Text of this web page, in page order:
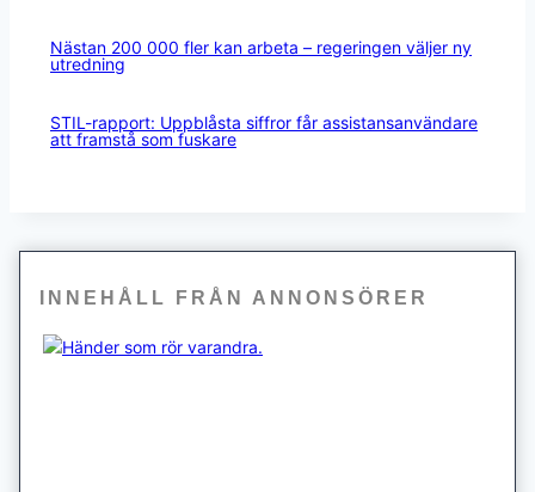
Nästan 200 000 fler kan arbeta – regeringen väljer ny
utredning
STIL-rapport: Uppblåsta siffror får assistansanvändare
att framstå som fuskare
INNEHÅLL FRÅN ANNONSÖRER